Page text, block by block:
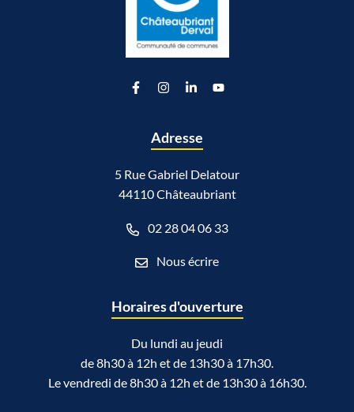
Lien vers le compte Facebook
Lien vers le compte Instagram
Lien vers le compte Linkedin
Lien vers la chaîne
Adresse
5 Rue Gabriel Delatour
44110 Châteaubriant
02 28 04 06 33
Nous écrire
Horaires d'ouverture
Du lundi au jeudi
de 8h30 à 12h et de 13h30 à 17h30.
Le vendredi de 8h30 à 12h et de 13h30 à 16h30.